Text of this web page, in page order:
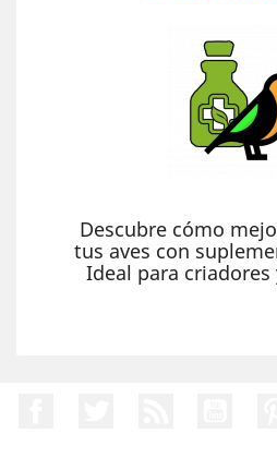
Descubre cómo
tus aves con
Ideal para